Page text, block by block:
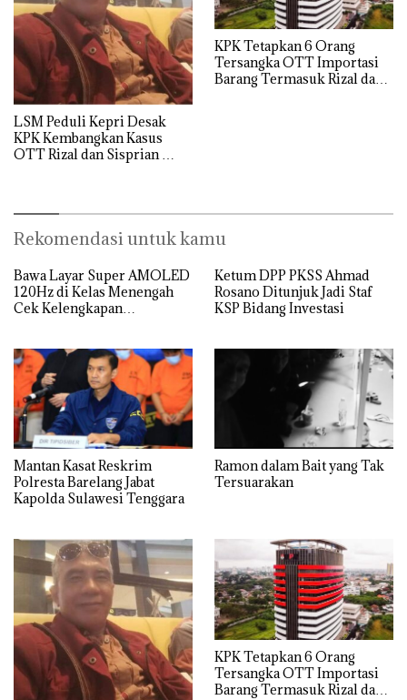
LSM Peduli Kepri Desak
KPK Kembangkan Kasus
OTT Rizal dan Sisprian
KPK Tetapkan 6 Orang
Tersangka OTT Importasi
Barang Termasuk Rizal dan
Rekomendasi untuk kamu
Bawa Layar Super AMOLED
120Hz di Kelas Menengah
Cek Kelengkapan
Ketum DPP PKSS Ahmad
Rosano Ditunjuk Jadi Staf
KSP Bidang Investasi
Mantan Kasat Reskrim
Polresta Barelang Jabat
Kapolda Sulawesi Tenggara
Ramon dalam Bait yang Tak
Tersuarakan
KPK Tetapkan 6 Orang
Tersangka OTT Importasi
Barang Termasuk Rizal dan